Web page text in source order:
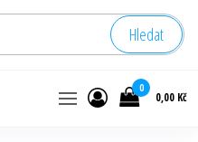
Hledat
0
0,00 Kč